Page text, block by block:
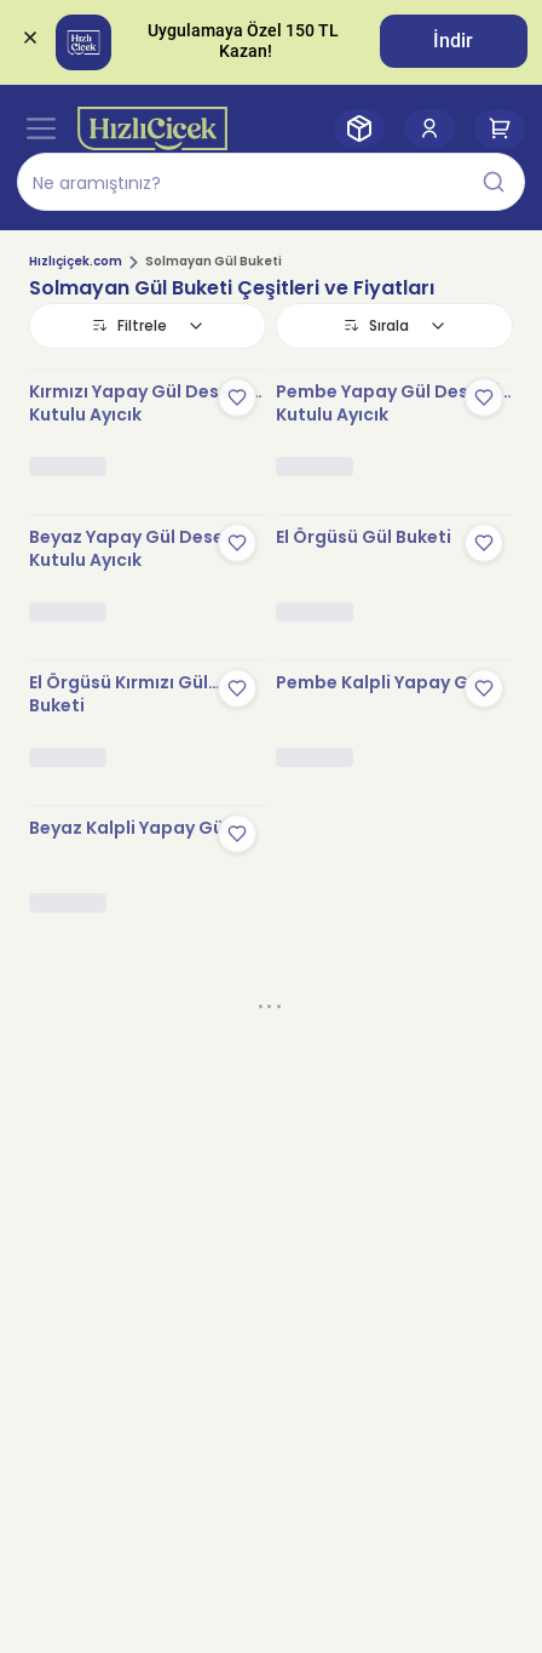
Uygulamaya Özel 150 TL
İndir
Hızlıçiçek.com Solmayan Gül Buketi
Solmayan Gül Buketi Çeşitleri ve Fiyatları
Filtrele Sırala
Kırmızı Yapay Gül Desenli
Kutulu Ayıcık
Pembe Yapay Gül Desenli
Kutulu Ayıcık
Beyaz Yapay Gül Desenli
Kutulu Ayıcık
El Örgüsü Gül Buketi
El Örgüsü Kırmızı Gül
Buketi
Pembe Kalpli Yapay Gül
Beyaz Kalpli Yapay Gül
...